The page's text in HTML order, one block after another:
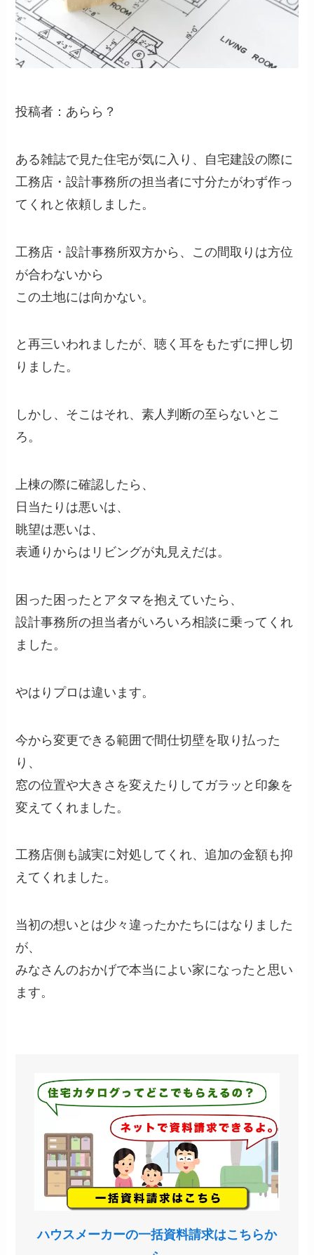
投稿者：あらら？
ある雑誌で見た住宅が気に入り、自宅建設の際に
工務店・設計事務所の担当者に寸分たがわず作っ
てくれと依頼しました。
工務店・設計事務所双方から、この間取りは方位
が合わないから
この土地には向かない。
と再三いわれましたが、聴く耳をもたずに押し切
りました。
しかし、そこはそれ、素人判断の至らないとこ
ろ。
上棟の際に確認したら、
日当たりは悪いは、
眺望は悪いは、
表通りからはリビングが丸見えだは。
困った困ったとアタマを抱えていたら、
設計事務所の担当者がいろいろ相談に乗ってくれ
ました。
やはりプロは違います。
今から変更できる範囲で間仕切壁を取り払った
り、
窓の位置や大きさを変えたりしてガラッと印象を
変えてくれました。
工務店側も誠実に対処してくれ、追加の金額も抑
えてくれました。
当初の想いとは少々違ったかたちにはなりました
が、
みなさんのおかげで本当によい家になったと思い
ます。
ハウスメーカーの一括資料請求はこちらか